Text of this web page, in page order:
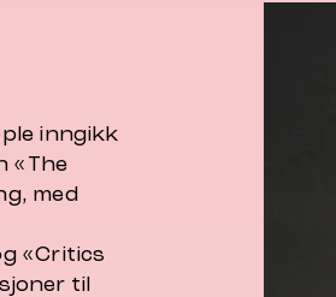
inngikk
«The
med
«Critics
til